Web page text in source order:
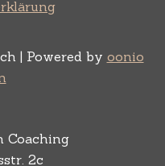
| Powered by oonio
Coaching
2c